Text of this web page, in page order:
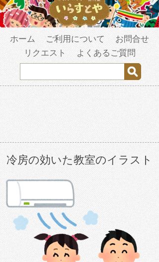
ホーム ご利用について
お問合せ
リクエスト
よくあるご質問
冷房の効いた教室のイラスト